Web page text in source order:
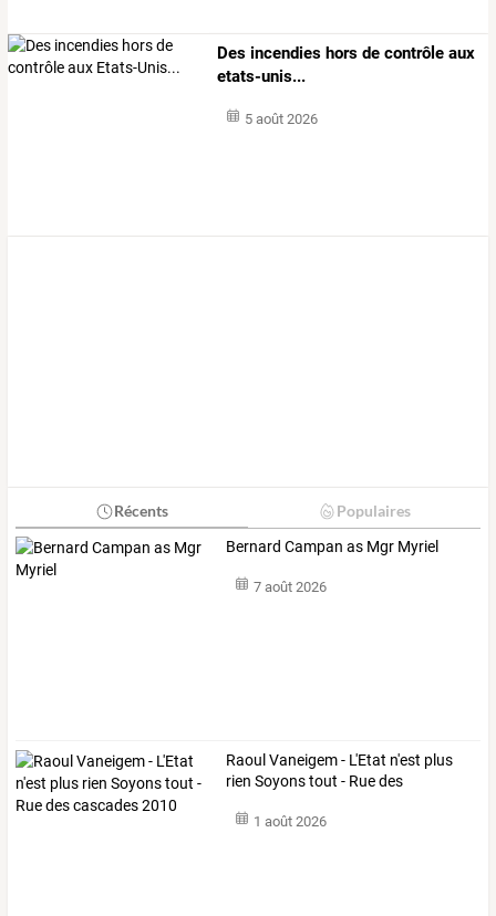
Des incendies hors de contrôle aux
etats-unis...
5 août 2026
Récents Populaires
Bernard Campan as Mgr Myriel
7 août 2026
RaoulVaneigem- L'Etat n'est plus
rien Soyonstout - Ruedes
1 août 2026